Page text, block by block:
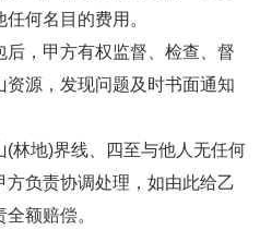
何名目的费用。
后，甲方有权监督、检查、督
源，发现问题及时书面通知
(林地)界线、四至与他人无任何
负责协调处理，如由此给乙
额赔偿。